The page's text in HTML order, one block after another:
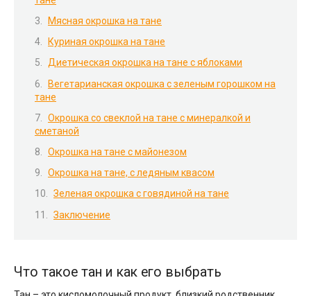
Мясная окрошка на тане
Куриная окрошка на тане
Диетическая окрошка на тане с яблоками
Вегетарианская окрошка с зеленым горошком на
тане
Окрошка со свеклой на тане с минералкой и
сметаной
Окрошка на тане с майонезом
Окрошка на тане, с ледяным квасом
Зеленая окрошка с говядиной на тане
Заключение
Что такое тан и как его выбрать